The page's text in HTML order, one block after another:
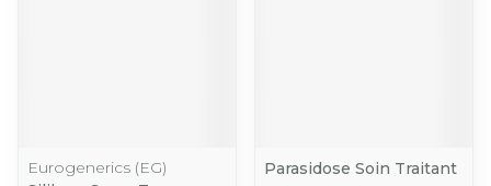
Eurogenerics (EG)
Parasidose Soin Traitant